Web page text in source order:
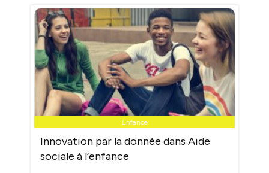
Enfance
Innovation par la donnée dans Aide
sociale à l’enfance